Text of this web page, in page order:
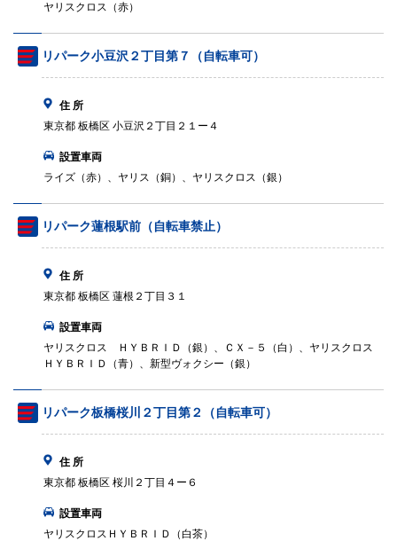
ヤリスクロス（赤）
リパーク小豆沢２丁目第７（自転車可）
住 所
東京都 板橋区 小豆沢２丁目２１ー４
設置車両
ライズ（赤）、ヤリス（銅）、ヤリスクロス（銀）
リパーク蓮根駅前（自転車禁止）
住 所
東京都 板橋区 蓮根２丁目３１
設置車両
ヤリスクロス ＨＹＢＲＩＤ（銀）、ＣＸ－５（白）、ヤリスクロス
ＨＹＢＲＩＤ（青）、新型ヴォクシー（銀）
リパーク板橋桜川２丁目第２（自転車可）
住 所
東京都 板橋区 桜川２丁目４ー６
設置車両
ヤリスクロスＨＹＢＲＩＤ（白茶）